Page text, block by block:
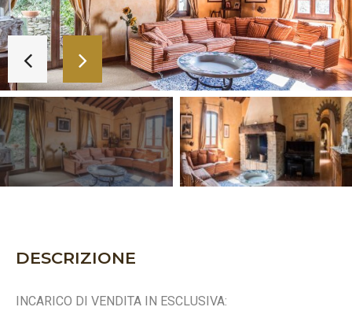
DESCRIZIONE
INCARICO DI VENDITA IN ESCLUSIVA: